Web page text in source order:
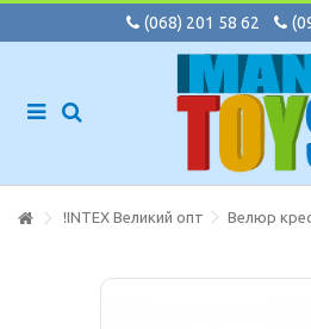
(068) 201 58 62
!INTEX Великий опт Велюр